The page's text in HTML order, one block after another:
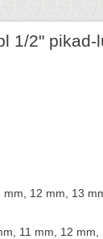
1/2" pikad-
12 mm, 13
11 mm, 12